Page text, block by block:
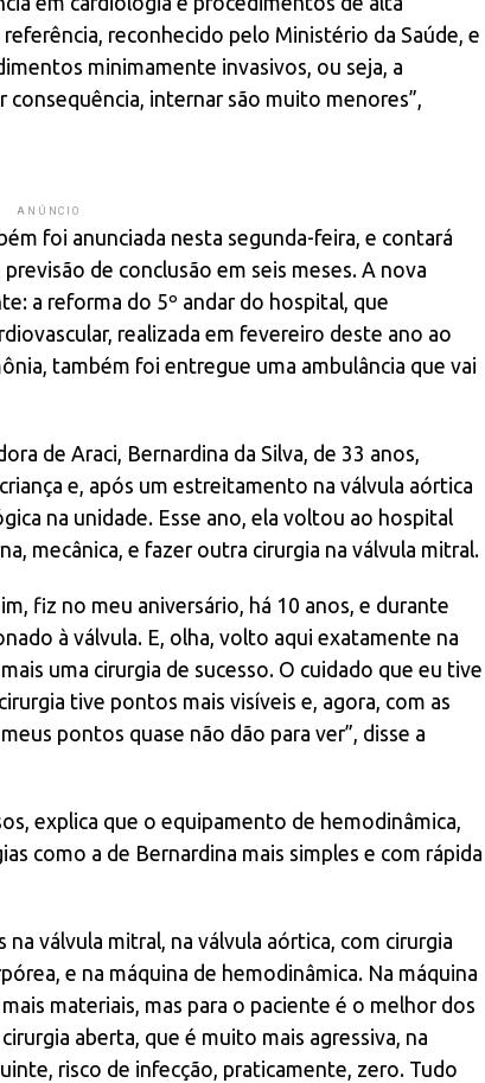
reconhecido pelo Ministério da Saúde, e
minimamente invasivos, ou seja, a
consequência, internar são muito menores”,
ANÚNCIO
foi anunciada nesta segunda-feira, e contará
de conclusão em seis meses. A nova
a reforma do 5º andar do hospital, que
realizada em fevereiro deste ano ao
também foi entregue uma ambulância que vai
de Araci, Bernardina da Silva, de 33 anos,
e, após um estreitamento na válvula aórtica
na unidade. Esse ano, ela voltou ao hospital
mecânica, e fazer outra cirurgia na válvula mitral.
fiz no meu aniversário, há 10 anos, e durante
à válvula. E, olha, volto aqui exatamente na
uma cirurgia de sucesso. O cuidado que eu tive
tive pontos mais visíveis e, agora, com as
pontos quase não dão para ver”, disse a
explica que o equipamento de hemodinâmica,
como a de Bernardina mais simples e com rápida
válvula mitral, na válvula aórtica, com cirurgia
e na máquina de hemodinâmica. Na máquina
materiais, mas para o paciente é o melhor dos
aberta, que é muito mais agressiva, na
risco de infecção, praticamente, zero. Tudo